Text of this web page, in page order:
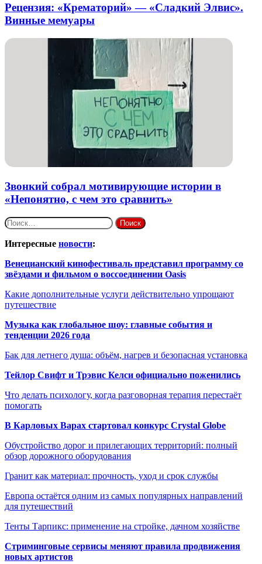
Рецензия: «Крематорий» — «Сладкий Элвис».
Винные мемуары
Звонкий собрал мотивирующие истории в
«Непонятно, с чем это сравнить»
Найти:
Интересные новости:
Венецианский кинофестиваль представил программу со
звёздами и фильмом о воссоединении Oasis
Какие дополнительные услуги действительно упрощают
путешествие
Музыка как глобальное шоу: главные события и
тенденции 2026 года
Бак для летнего душа: объём, нагрев и безопасная установка
Тейлор Свифт и Трэвис Келси официально поженились
Что делать психологу, когда разговорная терапия перестаёт
помогать
В Карловых Варах стартовал конкурс Crystal Globe
Обустройство дорог и прилегающих территорий: полный
обзор дорожного оборудования
Гранит как материал: прочность, уход и срок службы
Европа остаётся одним из самых популярных направлений
для путешествий
Тенты Тарпикс: применение на стройке, дачном хозяйстве
Стриминговые сервисы меняют правила продвижения
новых артистов